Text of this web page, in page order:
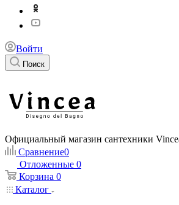
Войти
Поиск
Официальный магазин сантехники
Сравнение0
Отложенные 0
Корзина 0
Каталог